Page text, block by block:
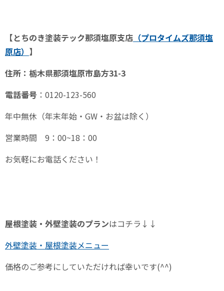
【とちのき塗装テック那須塩原支店 （プロタイムズ那須塩
原店） 】
住所：栃木県那須塩原市島方31-3
電話番号 ： 0120-123-560
年中無休（年末年始・ GW ・お盆は除く）
営業時間 9 ： 00~18 ： 00
お気軽にお電話ください！
屋根塗装・外壁塗装のプランはコチラ↓↓
外壁塗装・屋根塗装メニュー
価格のご参考にしていただければ幸いです(^^)